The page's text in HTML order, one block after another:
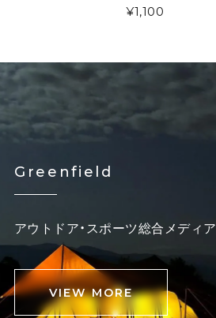
¥1,100
Greenfield
アウトドア・スポーツ総合メディア
VIEW MORE